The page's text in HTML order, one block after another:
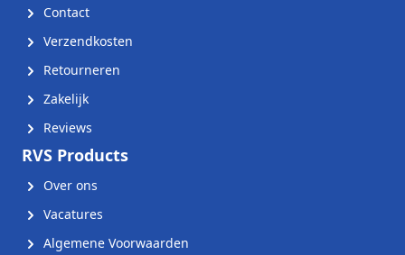
Contact
Verzendkosten
Retourneren
Zakelijk
Reviews
RVS Products
Over ons
Vacatures
Algemene Voorwaarden